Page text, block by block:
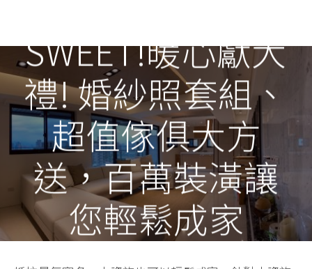
SWEET!暖心獻大
禮! 婚紗照套組、
超值傢俱大方
送，百萬裝潢讓
您輕鬆成家